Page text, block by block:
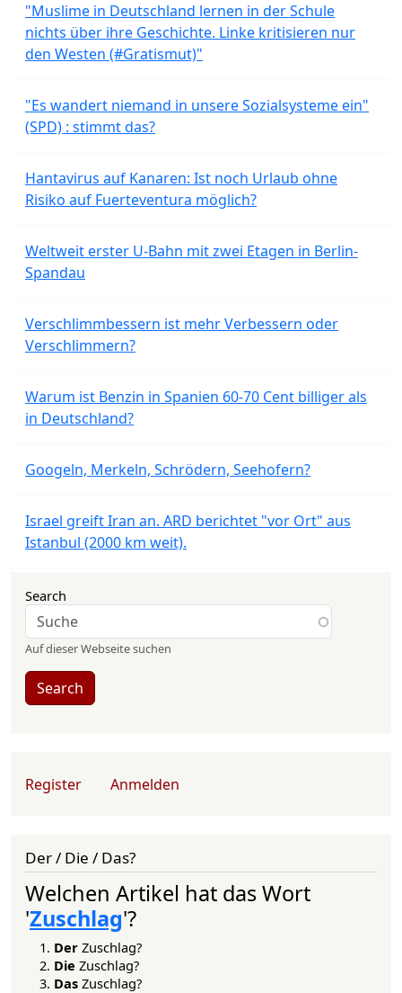
"Muslime in Deutschland lernen in der Schule
nichts über ihre Geschichte. Linke kritisieren nur
den Westen (#Gratismut)"
"Es wandert niemand in unsere Sozialsysteme ein"
(SPD) : stimmt das?
Hantavirus auf Kanaren: Ist noch Urlaub ohne
Risiko auf Fuerteventura möglich?
Weltweit erster U-Bahn mit zwei Etagen in Berlin-
Spandau
Verschlimmbessern ist mehr Verbessern oder
Verschlimmern?
Warum ist Benzin in Spanien 60-70 Cent billiger als
in Deutschland?
Googeln, Merkeln, Schrödern, Seehofern?
Israel greift Iran an. ARD berichtet "vor Ort" aus
Istanbul (2000 km weit).
Search
Auf dieser Webseite suchen
Search
User account menu
Register Anmelden
Der / Die / Das?
Welchen Artikel hat das Wort
'Zuschlag'?
Der Zuschlag?
Die Zuschlag?
Das Zuschlag?